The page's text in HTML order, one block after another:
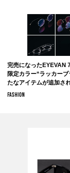
完売になったEYEVAN
限定カラー“ラッカー
たなアイテムが追加さ
FASHION